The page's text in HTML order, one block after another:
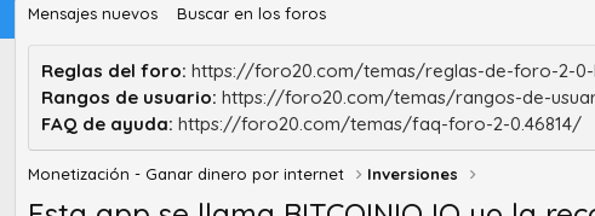
Mensajes nuevos Buscar en los foros
Reglas del foro: https://foro20.com/temas/reglas-de-foro-2-
Rangos de usuario: https://foro20.com/temas/rangos-de-
FAQ de ayuda: https://foro20.com/temas/faq-foro-2-0.46814/
Monetización - Ganar dinero por internet Inversiones